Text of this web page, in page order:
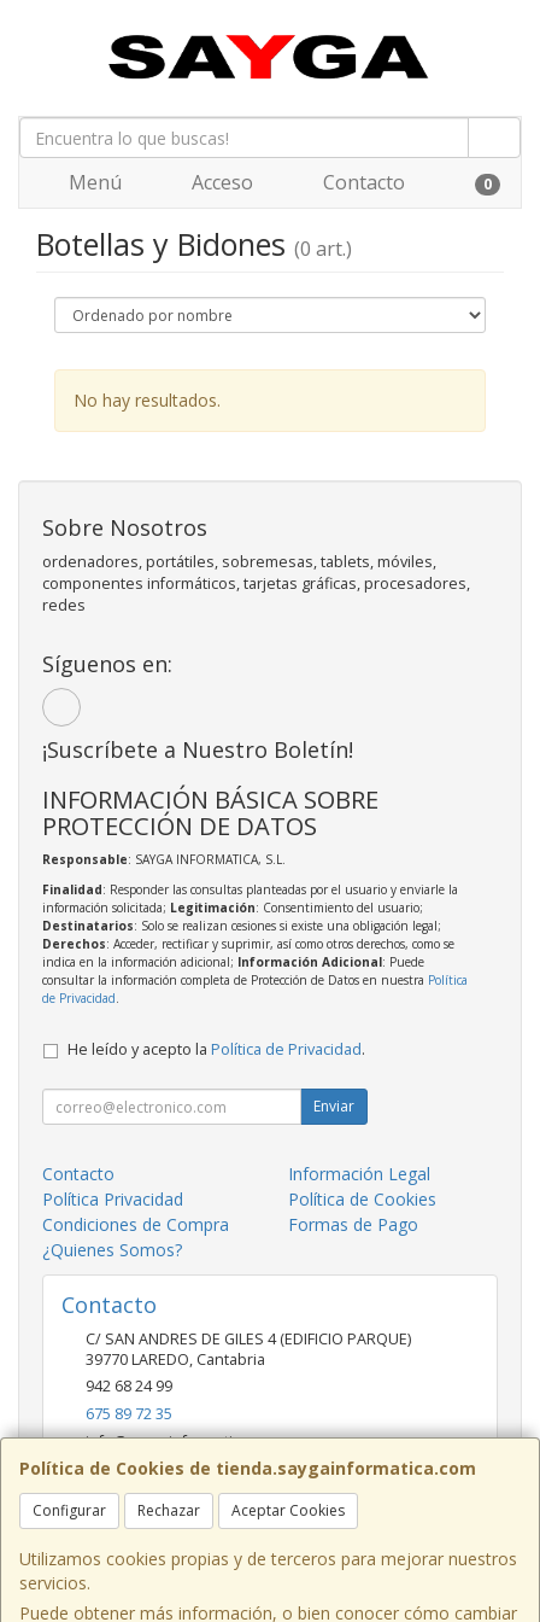
Menú Acceso Contacto 0
Botellas y Bidones (0 art.)
No hay resultados.
Política de Cookies de tienda.saygainformatica.com
Configurar Rechazar Aceptar Cookies
Utilizamos cookies propias y de terceros para mejorar nuestros
servicios.
Puede obtener más información, o bien conocer cómo cambiar
Sobre Nosotros
ordenadores, portátiles, sobremesas, tablets, móviles,
componentes informáticos, tarjetas gráficas, procesadores,
redes
Síguenos en:
¡Suscríbete a Nuestro Boletín!
INFORMACIÓN BÁSICA SOBRE
PROTECCIÓN DE DATOS
Responsable: SAYGA INFORMATICA, S.L.
Finalidad: Responder las consultas planteadas por el usuario y enviarle la
información solicitada; Legitimación: Consentimiento del usuario;
Destinatarios: Solo se realizan cesiones si existe una obligación legal;
Derechos: Acceder, rectificar y suprimir, así como otros derechos, como se
indica en la información adicional; Información Adicional: Puede
consultar la información completa de Protección de Datos en nuestra Política
de Privacidad.
He leído y acepto la Política de Privacidad.
Enviar
Contacto
Información Legal
Política Privacidad
Política de Cookies
Condiciones de Compra
Formas de Pago
¿Quienes Somos?
Contacto
C/ SAN ANDRES DE GILES 4 (EDIFICIO PARQUE)
39770LAREDO, Cantabria
942 68 24 99
675 89 72 35
info@saygainformatica.com
Horario
10-14 / 19:00-20:30